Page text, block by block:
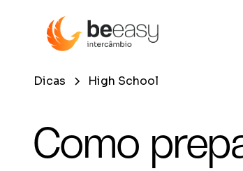
Dicas High School
Como